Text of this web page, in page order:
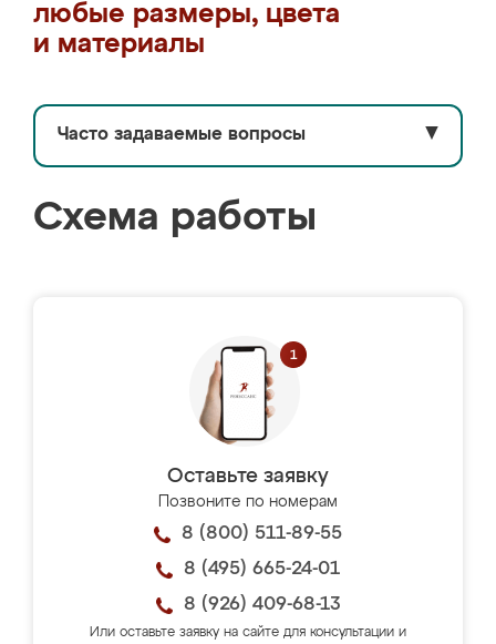
любые размеры, цвета
и материалы
Часто задаваемые вопросы ▼
Схема работы
Оставьте заявку
Позвоните по номерам
8 (800) 511-89-55
8 (495) 665-24-01
8 (926) 409-68-13
Или оставьте заявку на сайте для консультации и